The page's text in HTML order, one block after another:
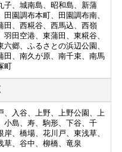
子、城南島、昭和島、新蒲
園調布本町、田園調布南、
田、西糀谷、西馬込、西嶺
田空港、東蒲田、東糀谷、
郷、ふるさとの浜辺公園、
田、南久が原、南千束、南馬
町
、入谷、上野、上野公園、上
小島、寿、駒形、下谷、千
、橋場、花川戸、東浅草、
草、谷中、柳橋、竜泉